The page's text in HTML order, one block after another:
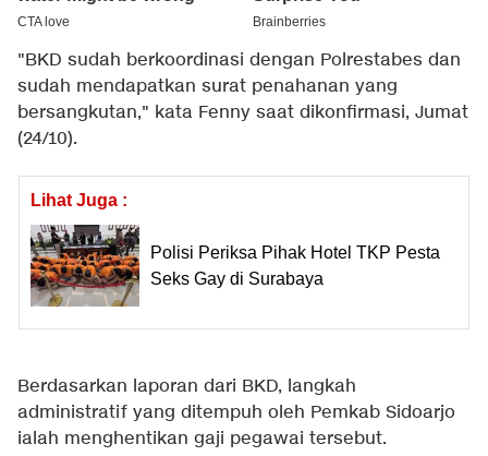
"BKD sudah berkoordinasi dengan Polrestabes dan
sudah mendapatkan surat penahanan yang
bersangkutan," kata Fenny saat dikonfirmasi, Jumat
(24/10).
Lihat Juga :
Polisi Periksa Pihak Hotel TKP Pesta
Seks Gay di Surabaya
Berdasarkan laporan dari BKD, langkah
administratif yang ditempuh oleh Pemkab Sidoarjo
ialah menghentikan gaji pegawai tersebut.